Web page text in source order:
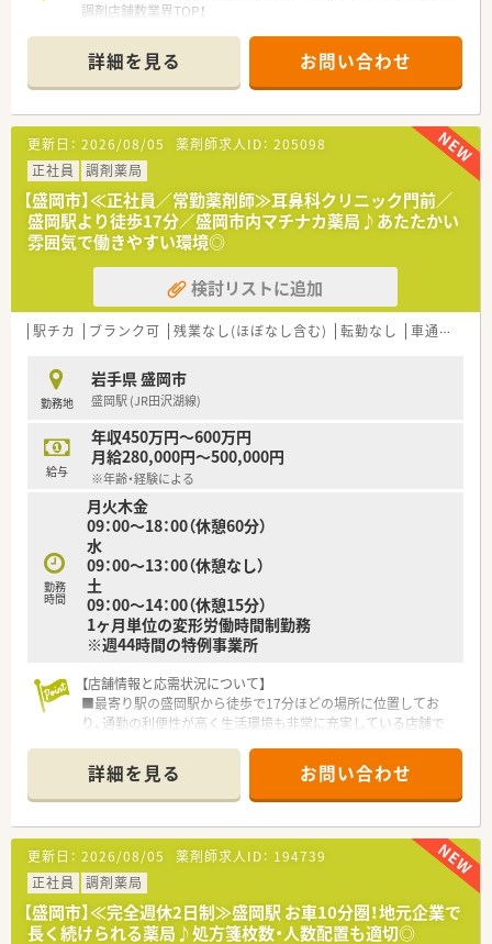
調剤店舗数業界TOP！
頑張り次第で高給与も可能！
■経験や勤務コースによりますが、経験の少ない方でも500万前
半スタートと業界TOP水準！
■職種や職域に合わせ、豊富な社内研修や外部組織と連携した研
修を用意されています
■薬剤師が中心の会社だからこそ活躍できるキャリアパスが多
種多様に用意されています。
■店舗拡大に伴い、エリアマネジャーや営業部長等のマネジメン
トのポジションも増えます。
■在宅や教育等の専門性を活かせるスペシャリストを目指すこ
とも可能です。
■その他にも、管理部門や商品部門等の本社スタッフなど活動領
域は多種多様です。
■在宅実施店舗は年々増加しており、在宅医療へもしっかりと関
わる事ができます。
時短勤務ができるよう変更予定です。
■年間休日が120日とワークライフバランスが整っています
■日用品から常備薬まで、従業員割引制度など嬉しいメリットも
たくさんあります！
詳細を見る お問い合わせ
更新日： 2026/08/05 薬剤師求人ID： 205098
正社員
調剤薬局
【盛岡市】≪正社員／常勤薬剤師≫耳鼻科クリニック門前／
盛岡駅より徒歩17分／盛岡市内マチナカ薬局♪あたたかい
雰囲気で働きやすい環境◎
検討リストに追加
駅チカ ブランク可 残業なし(ほぼなし含む) 転勤なし 車通勤可
勤務地
岩手県 盛岡市
盛岡駅 (JR田沢湖線)
給与
年収450万円～600万円
月給280,000円～500,000円
※年齢・経験による
勤務
時間
月火木金
09：00～18：00（休憩60分）
水
09：00～13：00（休憩なし）
土
09：00～14：00（休憩15分）
1ヶ月単位の変形労働時間制勤務
※週44時間の特例事業所
【店舗情報と応需状況について】
■最寄り駅の盛岡駅から徒歩で17分ほどの場所に位置してお
り、通勤の利便性が高く生活環境も非常に充実している店舗で
■処方箋は耳鼻科メインで応需しており、1日あたりの枚数は60
枚から120枚と、時期により変動があるものの安定しています。
■薬剤師4名と事務スタッフ3名が在籍しており、スタッフ全員
で協力しながら日々の調剤業務を円滑に進めている職場です。
【こんな取り組みをしています】
■e-Learningなどの教育システムを導入しており、日々の業務
で忙しい方でも自分のペースで知識をアップデートできます。
■備蓄医薬品数は約800品目を取り揃え、多種多様な処方内容に
詳細を見る お問い合わせ
更新日： 2026/08/05 薬剤師求人ID： 194739
正社員
調剤薬局
【盛岡市】≪完全週休2日制≫盛岡駅 お車10分圏！地元企業で
長く続けられる薬局♪処方箋枚数・人数配置も適切◎